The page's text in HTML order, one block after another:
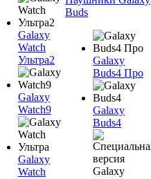
Galaxy
Watch
Ультра2
Galaxy
Watch9
Galaxy
Watch
Buds
Galaxy
Buds4 Про
Galaxy
Buds4